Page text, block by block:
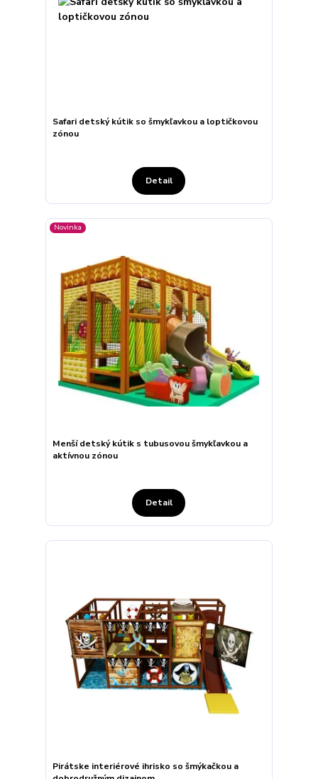
Safari detský kútik so šmykľavkou a loptičkovou
zónou
Detail
Novinka
Menší detský kútik s tubusovou šmykľavkou a
aktívnou zónou
Detail
Pirátske interiérové ihrisko so šmýkačkou a